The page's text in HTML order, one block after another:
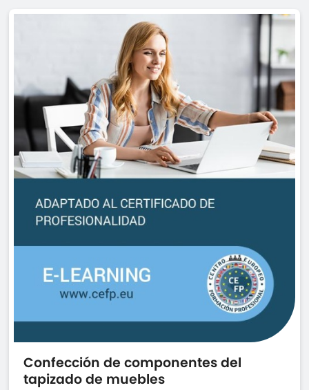
Confección de componentes del
tapizado de muebles